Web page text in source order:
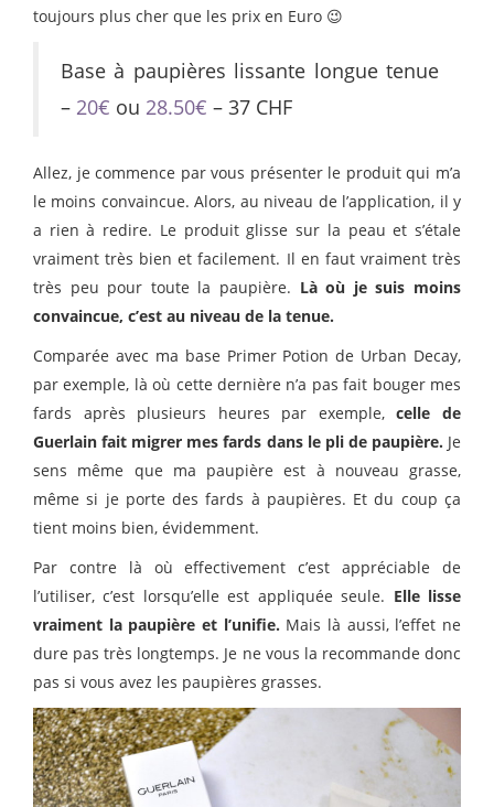
toujours plus cher que les prix en Euro 😉
Base à paupières lissante longue tenue
– 20€ ou 28.50€ – 37 CHF
Allez, je commence par vous présenter le produit qui m’a
le moins convaincue. Alors, au niveau de l’application, il y
a rien à redire. Le produit glisse sur la peau et s’étale
vraiment très bien et facilement. Il en faut vraiment très
très peu pour toute la paupière. Là où je suis moins
convaincue, c’est au niveau de la tenue.
Comparée avec ma base Primer Potion de Urban Decay,
par exemple, là où cette dernière n’a pas fait bouger mes
fards après plusieurs heures par exemple,celle de
Guerlain fait migrer mes fards dans le pli de paupière. Je
sens même que ma paupière est à nouveau grasse,
même si je porte des fards à paupières. Et du coup ça
tient moins bien, évidemment.
Par contre là où effectivement c’est appréciable de
l’utiliser, c’est lorsqu’elle est appliquée seule. Elle lisse
vraiment la paupière et l’unifie. Mais là aussi, l’effet ne
dure pas très longtemps. Je ne vous la recommande donc
pas si vous avez les paupières grasses.